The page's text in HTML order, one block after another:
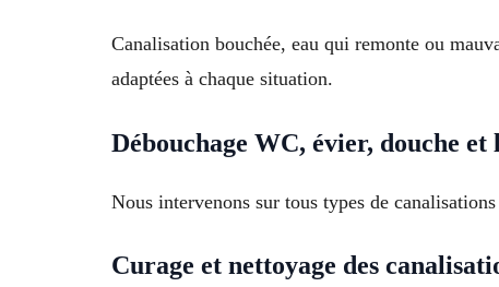
Canalisation bouchée, eau qui remonte ou
adaptées à chaque situation.
Débouchage WC, évier, douche
Nous intervenons sur tous types de
Curage et nettoyage des